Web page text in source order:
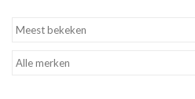
Onderdelen bakwanden